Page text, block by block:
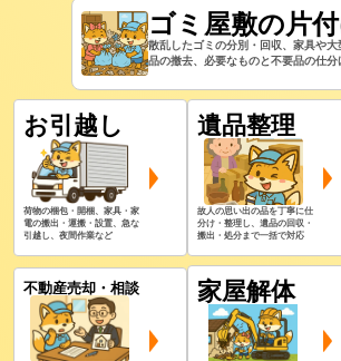
ゴミ屋敷の片
散乱したゴミの分別・回収、家具や大
品の撤去、必要なものと不要品の仕分
お引越し
荷物の梱包・開梱、家具・家
電の搬出・運搬・設置、急な
引越し、夜間作業など
遺品整理
故人の思い出の品を丁寧に仕
分け・整理し、遺品の回収・
搬出・処分まで一括で対応
不動産売却・相談 家屋解体